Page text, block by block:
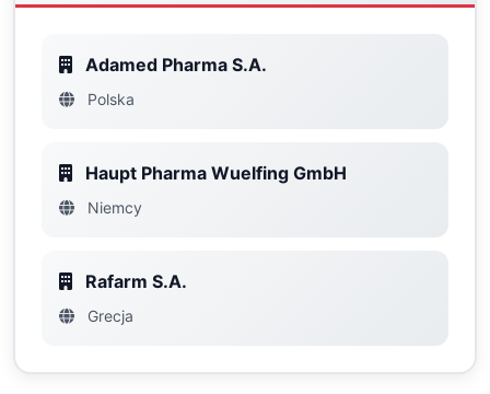
Adamed Pharma S.A.
Polska
Haupt Pharma Wuelfing GmbH
Niemcy
Rafarm S.A.
Grecja